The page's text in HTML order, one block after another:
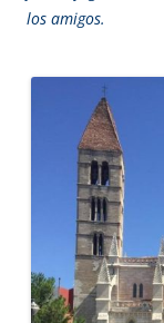
los amigos.